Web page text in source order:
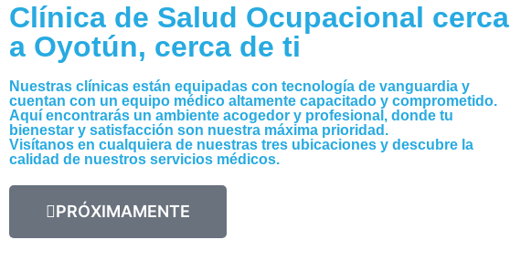
Clínica de Salud Ocupacional cerca
a Oyotún, cerca de ti
Nuestras clínicas están equipadas con tecnología de vanguardia y
cuentan con un equipo médico altamente capacitado y comprometido.
Aquí encontrarás un ambiente acogedor y profesional, donde tu
bienestar y satisfacción son nuestra máxima prioridad.
Visítanos en cualquiera de nuestras tres ubicaciones y descubre la
calidad de nuestros servicios médicos.
PRÓXIMAMENTE